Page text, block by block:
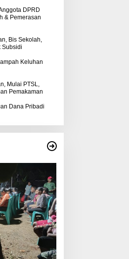
Hukum Kasus Sebastian
Bokol Sarat Rekayasa
DPRD
& Pemerasan
Bis Sekolah,
Subsidi
Keluhan
Mulai PTSL,
Pemakaman
Dana Pribadi